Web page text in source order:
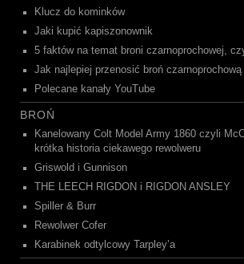
Klucz do kominków
Jaki kupić kapiszonownik
5 faktów na temat broni czarnoprochowej,
Jak najlepiej przenosić broń czarnoprochową
Polecane kanały YouTube
BROŃ
Kanelowany Colt Model Army 1860 czyli
krótka historia ciekawego rewolweru
Griswold i Gunnison
THE LEECH RIGDON i RIGDON ANSLEY
Spiller & Burr
Rewolwer Cofer
Karabinek odtylcowy Tarpley’a